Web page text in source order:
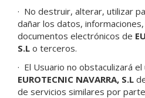
· No destruir, alterar, utilizar
dañar los datos,
documentos electrónicos de
S.L o terceros.
· El Usuario no obstaculizará
EUROTECNIC NAVARRA, S.L
de servicios similares por